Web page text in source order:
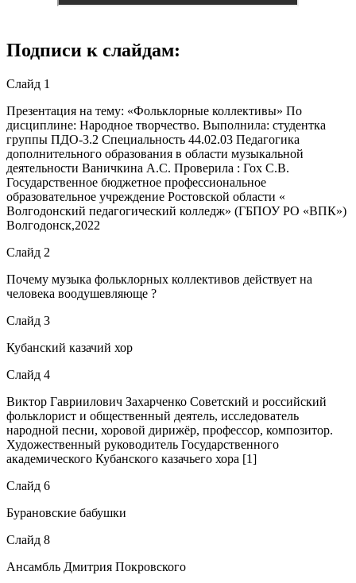
Подписи к слайдам:
Слайд 1
Презентация на тему: «Фольклорные коллективы» По
дисциплине: Народное творчество. Выполнила: студентка
группы ПДО-3.2 Специальность 44.02.03 Педагогика
дополнительного образования в области музыкальной
деятельности Ваничкина А.С. Проверила : Гох С.В.
Государственное бюджетное профессиональное
образовательное учреждение Ростовской области «
Волгодонский педагогический колледж» (ГБПОУ РО «ВПК»)
Волгодонск,2022
Слайд 2
Почему музыка фольклорных коллективов действует на
человека воодушевляюще ?
Слайд 3
Кубанский казачий хор
Слайд 4
Виктор Гавриилович Захарченко Советский и российский
фольклорист и общественный деятель, исследователь
народной песни, хоровой дирижёр, профессор, композитор.
Художественный руководитель Государственного
академического Кубанского казачьего хора [1]
Слайд 6
Бурановские бабушки
Слайд 8
Ансамбль Дмитрия Покровского